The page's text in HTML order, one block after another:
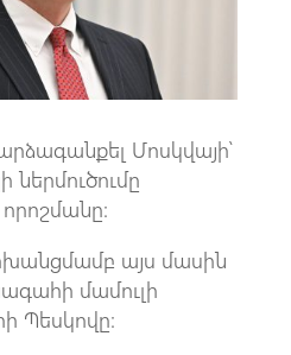
p
Մոսկվայի՝
ներմուծումը
այս մասին
մամուլի
Պեսկովը։